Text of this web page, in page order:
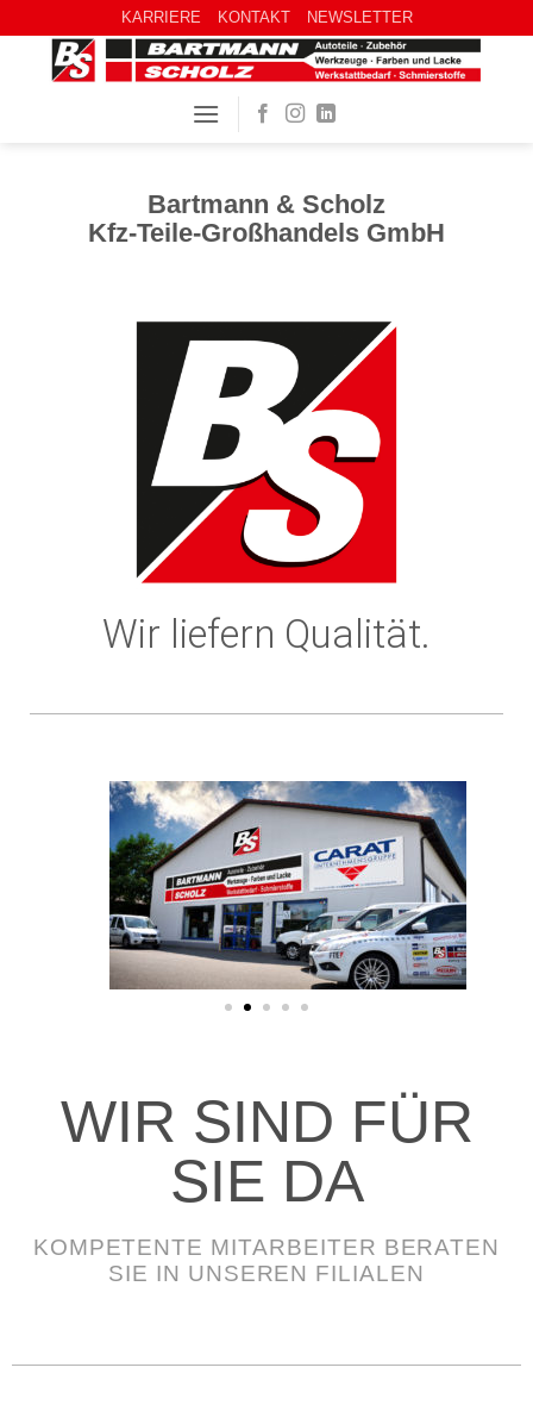
KARRIERE KONTAKT NEWSLETTER
Bartmann & Scholz
Kfz-Teile-Großhandels GmbH
Wir liefern Qualität.
WIR SIND FÜR
SIE DA
KOMPETENTE MITARBEITER BERATEN
SIE IN UNSEREN FILIALEN